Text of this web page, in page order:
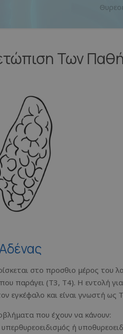
Των
στο προσθιο μέρος του
παράγει (Τ3, Τ4). Η εντολή
εγκέφαλο και είναι γνωστή ως
που έχουν να κάνουν:
ή